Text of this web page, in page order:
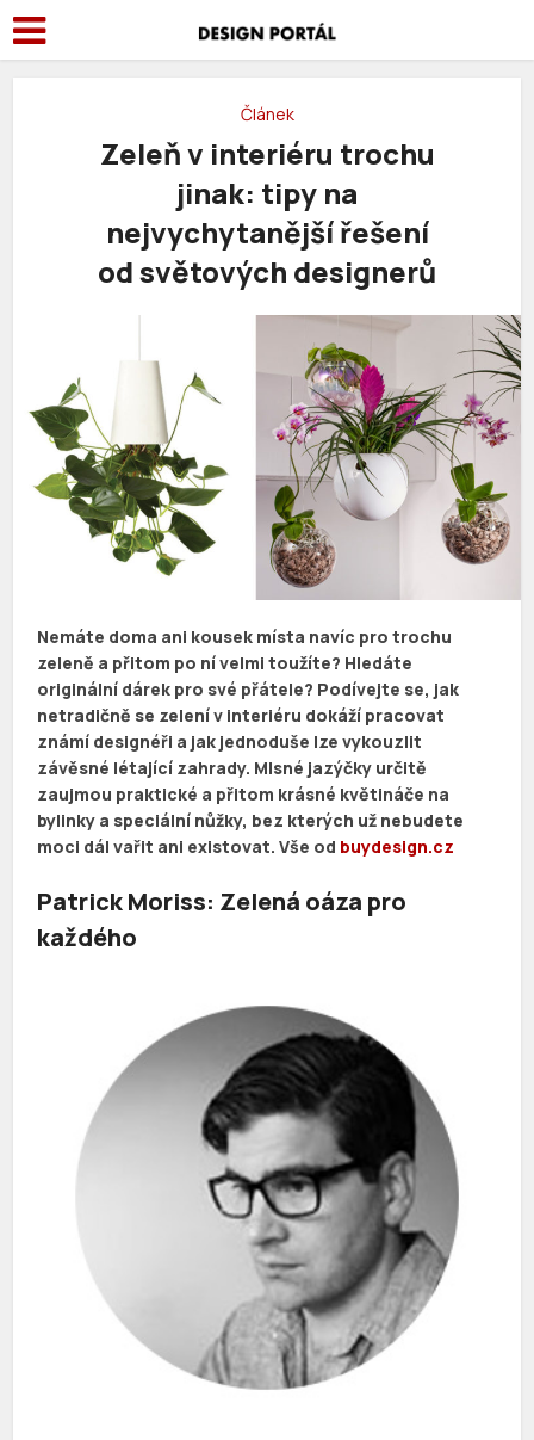
Článek
Zeleň v interiéru trochu
jinak: tipy na
nejvychytanější řešení
od světových designerů
Nemáte doma ani kousek místa navíc pro trochu
zeleně a přitom po ní velmi toužíte? Hledáte
originální dárek pro své přátele? Podívejte se, jak
netradičně se zelení v interiéru dokáží pracovat
známí designéři a jak jednoduše lze vykouzlit
závěsné létající zahrady. Mlsné jazýčky určitě
zaujmou praktické a přitom krásné květináče na
bylinky a speciální nůžky, bez kterých už nebudete
moci dál vařit ani existovat. Vše od buydesign.cz
Patrick Moriss: Zelená oáza pro
každého